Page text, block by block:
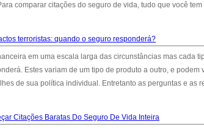
comparar citações do seguro de vida, tudo que você
terroristas: quando o seguro responderá?
em uma escala larga das circunstâncias mas cada
Estes variam de um tipo de produto a outro, e
de sua política individual. Entretanto as perguntas e as
Citações Baratas Do Seguro De Vida Inteira